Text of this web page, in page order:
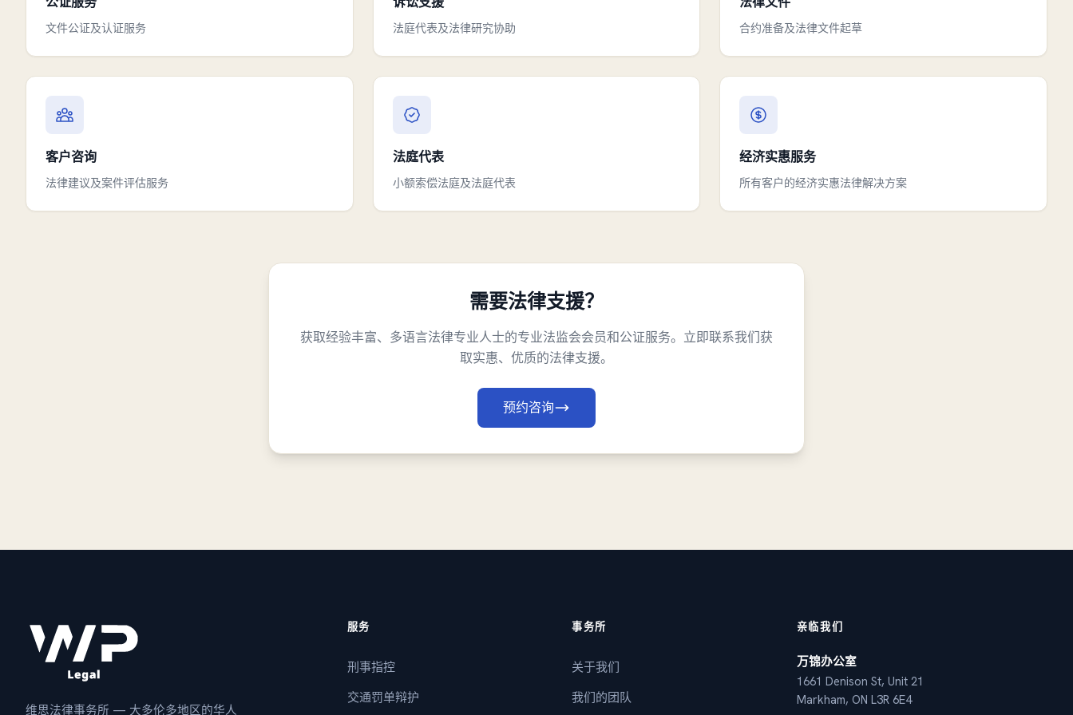
文件公证及认证服务 法庭代表及法律研究协助 合约准备及法律文件起草
客户咨询
法律建议及案件评估服务
法庭代表
小额索偿法庭及法庭代表
经济实惠服务
所有客户的经济实惠法律解决方案
需要法律支援？
获取经验丰富、多语言法律专业人士的专业法监会会员和公证服务。立即联系我们获
取实惠、优质的法律支援。
预约咨询
维思法律事务所 — 大多伦多地区的华人
服务
刑事指控
交通罚单辩护
事务所
关于我们
我们的团队
亲临我们
万锦办公室
1661 Denison St, Unit 21
Markham, ON L3R 6E4